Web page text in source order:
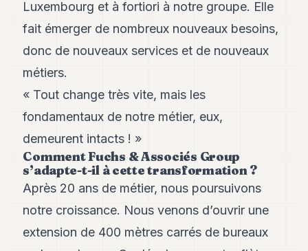
PRIVATE
EQUITY
SPORT
JURIDIQUE
ASSOCIATIONS
CONTACT
S'ABONNER
FR
Luxembourg et à fortiori à notre groupe. Elle
fait émerger de nombreux nouveaux besoins,
donc de nouveaux services et de nouveaux
métiers.
« Tout change très vite, mais les
fondamentaux de notre métier, eux,
demeurent intacts ! »
Comment Fuchs & Associés Group
s’adapte-t-il à cette transformation ?
Après 20 ans de métier, nous poursuivons
notre croissance. Nous venons d’ouvrir une
extension de 400 mètres carrés de bureaux